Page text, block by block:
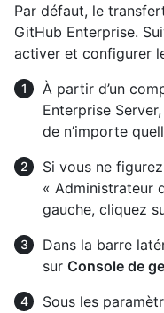
Par défaut, le
GitHub Enterprise.
activer et configurer
À partir d’un
Enterprise
de n’importe
Si vous ne
« Administrateur
gauche, cliquez
Dans la barre
sur Console de
Sous les